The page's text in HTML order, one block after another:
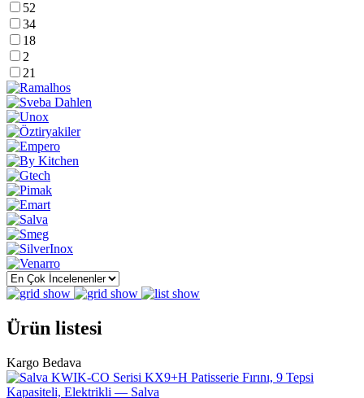
52
34
18
2
21
Ürün listesi
Kargo Bedava